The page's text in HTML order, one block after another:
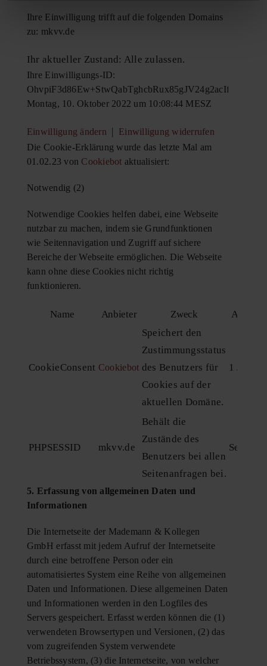
Ihre Einwilligung trifft auf die folgenden Domains
zu: mkvv.de
Ihr aktueller Zustand: Alle zulassen.
Ihre Einwilligungs-ID:
Montag, 10. Oktober 2022 um 10:08:44 MESZ
Einwilligung ändern
Einwilligung widerrufen
Die Cookie-Erklärung wurde das letzte Mal am
01.02.23 von Cookiebot aktualisiert:
Notwendig (2)
Notwendige Cookies helfen dabei, eine Webseite
nutzbar zu machen, indem sie Grundfunktionen
wie Seitennavigation und Zugriff auf sichere
Bereiche der Webseite ermöglichen. Die Webseite
kann ohne diese Cookies nicht richtig
funktionieren.
Name Anbieter Zweck Ablauf
CookieConsent Cookiebot
Speichert den
Zustimmungsstatus
des Benutzers für
Cookies auf der
aktuellen Domäne.
1 Jahr
PHPSESSID mkvv.de
Behält die
Zustände des
Benutzers bei allen
Seitenanfragen bei.
Session
5. Erfassung von allgemeinen Daten und
Informationen
Die Internetseite der Mademann & Kollegen
GmbH erfasst mit jedem Aufruf der Internetseite
durch eine betroffene Person oder ein
automatisiertes System eine Reihe von allgemeinen
Daten und Informationen. Diese allgemeinen Daten
und Informationen werden in den Logfiles des
Servers gespeichert. Erfasst werden können die (1)
verwendeten Browsertypen und Versionen, (2) das
vom zugreifenden System verwendete
Betriebssystem, (3) die Internetseite, von welcher